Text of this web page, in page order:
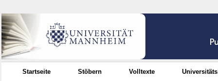
Startseite Stöbern Volltexte